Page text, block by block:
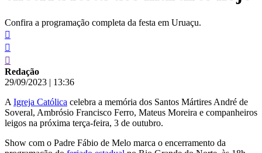
Confira a programação completa da festa em Uruaçu.
Redação
29/09/2023 | 13:36
A Igreja Católica celebra a memória dos Santos Mártires André de
Soveral, Ambrósio Francisco Ferro, Mateus Moreira e companheiros
leigos na próxima terça-feira, 3 de outubro.
Show com o Padre Fábio de Melo marca o encerramento da